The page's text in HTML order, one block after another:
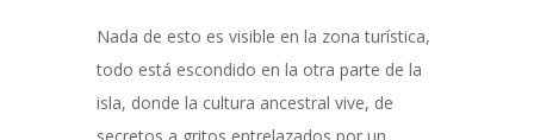
Nada de esto es visible en la zona turística,
todo está escondido en la otra parte de la
isla, donde la cultura ancestral vive, de